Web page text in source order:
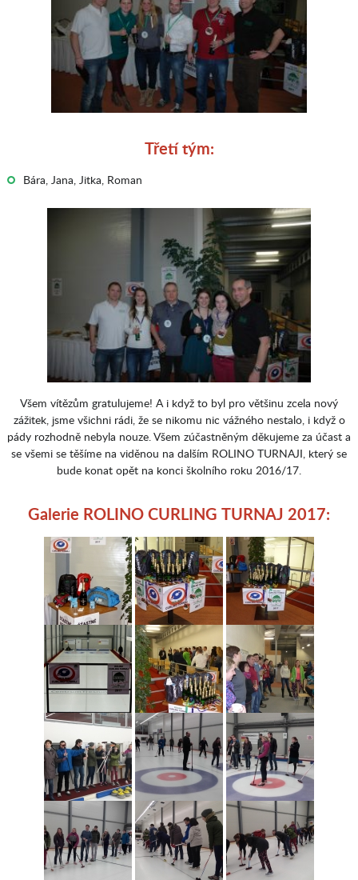
Třetí tým:
Bára, Jana, Jitka, Roman
Všem vítězům gratulujeme! A i když to byl pro většinu zcela nový
zážitek, jsme všichni rádi, že se nikomu nic vážného nestalo, i když o
pády rozhodně nebyla nouze. Všem zúčastněným děkujeme za účast a
se všemi se těšíme na viděnou na dalším ROLINO TURNAJI, který se
bude konat opět na konci školního roku 2016/17.
Galerie ROLINO CURLING TURNAJ 2017: